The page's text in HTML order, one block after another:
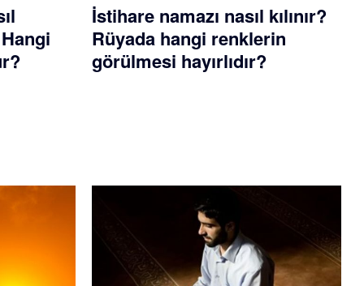
İstihare namazı nasıl kılınır?
Rüyada hangi renklerin
görülmesi hayırlıdır?